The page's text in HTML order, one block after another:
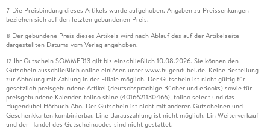
7 Die Preisbindung dieses Artikels wurde aufgehoben. Angaben zu Preissenkungen
beziehen sich auf den letzten gebundenen Preis.
8 Der gebundene Preis dieses Artikels wird nach Ablauf des auf der Artikelseite
dargestellten Datums vom Verlag angehoben.
12 Ihr Gutschein SOMMER13 gilt bis einschließlich 10.08.2026. Sie können den
Gutschein ausschließlich online einlösen unter www.hugendubel.de. Keine Bestellung
zur Abholung mit Zahlung in der Filiale möglich. Der Gutschein ist nicht gültig für
gesetzlich preisgebundene Artikel (deutschsprachige Bücher und eBooks) sowie für
preisgebundene Kalender, tolino shine (4016621130466), tolino select und das
Hugendubel Hörbuch Abo. Der Gutschein ist nicht mit anderen Gutscheinen und
Geschenkkarten kombinierbar. Eine Barauszahlung ist nicht möglich. Ein Weiterverkauf
und der Handel des Gutscheincodes sind nicht gestattet.